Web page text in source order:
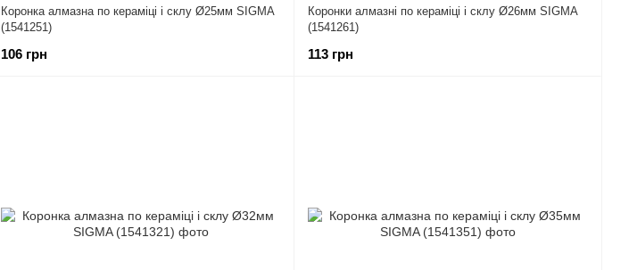
Коронка алмазна по кераміці і склу Ø25мм SIGMA
(1541251)
106 грн
Коронки алмазні по кераміці і склу Ø26мм SIGMA
(1541261)
113 грн